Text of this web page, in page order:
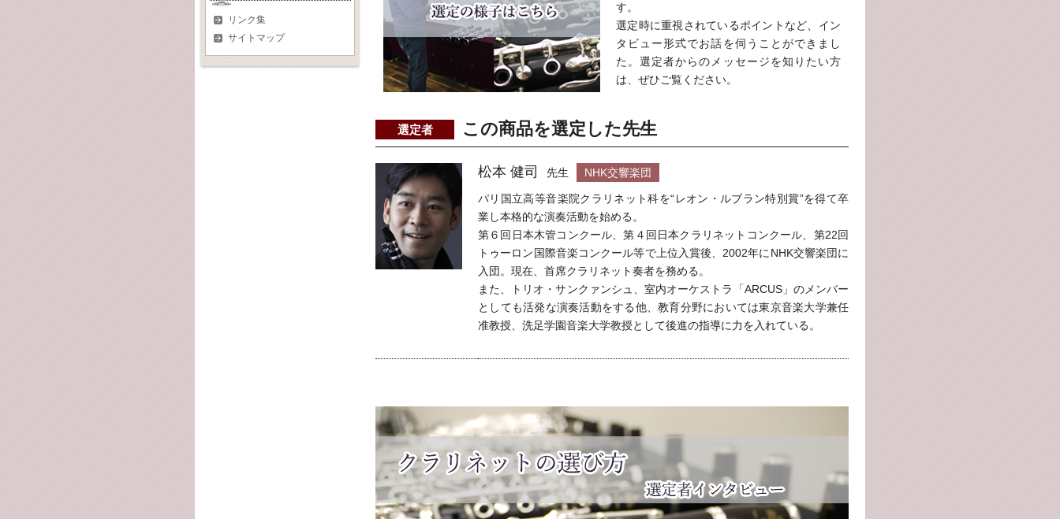
リンク集
サイトマップ
す。
選定時に重視されているポイントなど、イン
タビュー形式でお話を伺うことができまし
た。選定者からのメッセージを知りたい方
は、ぜひご覧ください。
選定者 この商品を選定した先生
松本 健司 先生 NHK交響楽団
パリ国立高等音楽院クラリネット科を“レオン・ルブラン特別賞”を得て卒
業し本格的な演奏活動を始める。
第６回日本木管コンクール、第４回日本クラリネットコンクール、第22回
トゥーロン国際音楽コンクール等で上位入賞後、2002年にNHK交響楽団に
入団。現在、首席クラリネット奏者を務める。
また、トリオ・サンクァンシュ、室内オーケストラ「ARCUS」のメンバー
としても活発な演奏活動をする他、教育分野においては東京音楽大学兼任
准教授、洗足学園音楽大学教授として後進の指導に力を入れている。